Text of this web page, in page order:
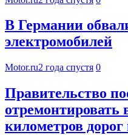
В Германии
электромобилей
Motor.ru2 года спустя 0
Правительство
отремонтировать
километров